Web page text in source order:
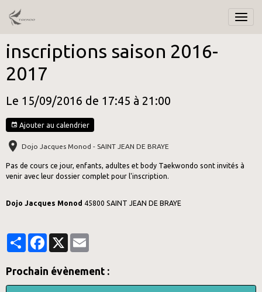
inscriptions saison 2016-
2017
Le 15/09/2016 de 17:45 à 21:00
Ajouter au calendrier
Dojo Jacques Monod - SAINT JEAN DE BRAYE
Pas de cours ce jour, enfants, adultes et body Taekwondo sont invités à
venir avec leur dossier complet pour l'inscription.
Dojo Jacques Monod 45800 SAINT JEAN DE BRAYE
PartagerFacebook
X
Prochain évènement :